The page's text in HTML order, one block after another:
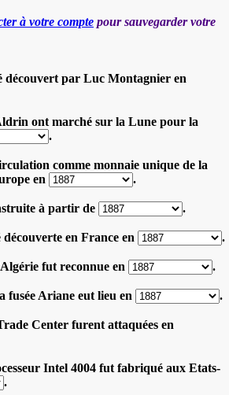
à votre compte pour sauvegarder votre
découvert par Luc Montagnier en
ont marché sur la Lune pour la
.
comme monnaie unique de la
en
.
à partir de .
en France en .
fut reconnue en .
fusée Ariane eut lieu en .
Center furent attaquées en
Intel 4004 fut fabriqué aux Etats-
.